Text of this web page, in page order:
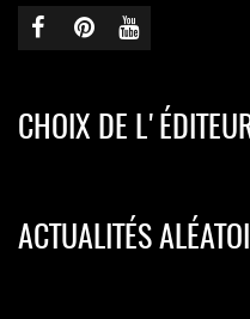
CHOIX DE
ACTUALITÉS